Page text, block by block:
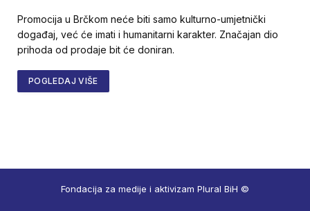
Promocija u Brčkom neće biti samo kulturno-umjetnički
događaj, već će imati i humanitarni karakter. Značajan dio
prihoda od prodaje bit će doniran.
POGLEDAJ VIŠE
Fondacija za medije i aktivizam Plural BiH ©